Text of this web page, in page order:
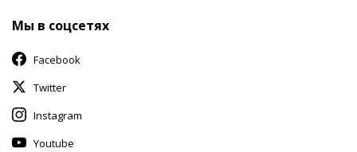
Мы в соцсетях
Facebook
Twitter
Instagram
Youtube